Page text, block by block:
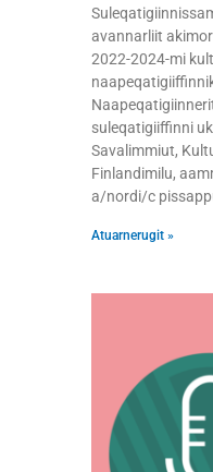
avannarliit
2022-2024-mi
suleqatigiiffinni
Savalimmiut,
Finlandimilu,
a/nordi/c
Atuarnerugit »